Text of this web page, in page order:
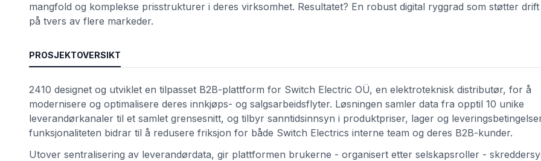
mangfold og komplekse prisstrukturer i deres virksomhet. Resultatet? En robust digital ryggrad som støtter
på tvers av flere markeder.
PROSJEKTOVERSIKT
2410 designet og utviklet en tilpasset B2B-plattform for Switch Electric OÜ, en elektroteknisk distributør, for å
modernisere og optimalisere deres innkjøps- og salgsarbeidsflyter. Løsningen samler data fra opptil 10 unike
leverandørkanaler til et samlet grensesnitt, og tilbyr sanntidsinnsyn i produktpriser, lager og
funksjonaliteten bidrar til å redusere friksjon for både Switch Electrics interne team og deres B2B-kunder.
Utover sentralisering av leverandørdata, gir plattformen brukerne - organisert etter selskapsroller -